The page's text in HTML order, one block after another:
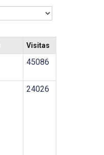
Visitas
45086
24026